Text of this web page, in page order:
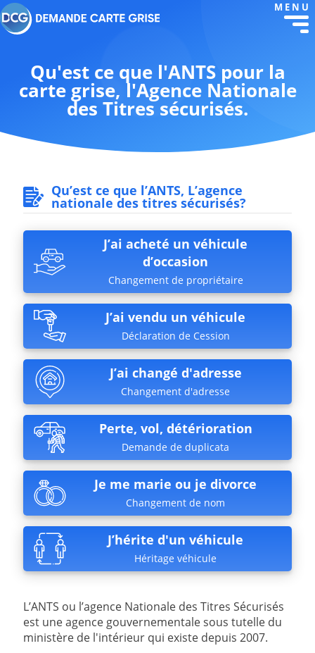
MENU
Qu'est ce que l'ANTS pour la
carte grise, l'Agence Nationale
des Titres sécurisés.
Qu’est ce que l’ANTS, L’agence
nationale des titres sécurisés?
J’ai acheté un véhicule
d’occasion
Changement de propriétaire
J’ai vendu un véhicule
Déclaration de Cession
J’ai changé d'adresse
Changement d'adresse
Perte, vol, détérioration
Demande de duplicata
Je me marie ou je divorce
Changement de nom
J’hérite d'un véhicule
Héritage véhicule
L’ANTS ou l’agence Nationale des Titres Sécurisés
est une agence gouvernementale sous tutelle du
ministère de l'intérieur qui existe depuis 2007.